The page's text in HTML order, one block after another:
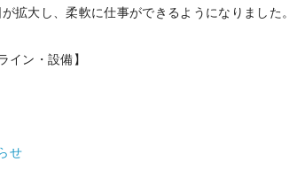
拡大し、柔軟に仕事ができるようになりました。
イン・設備】
せ